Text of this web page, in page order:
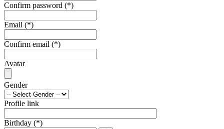
Confirm password (*)
Email (*)
Confirm email (*)
Avatar
Gender
Profile link
Birthday (*)